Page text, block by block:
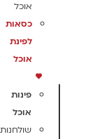
אוכל
כסאות
לפינת
אוכל
פינות
אוכל
שולחנות